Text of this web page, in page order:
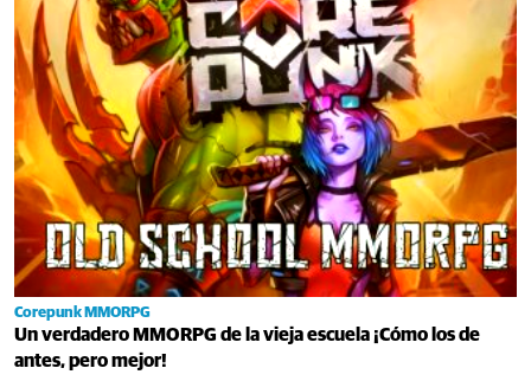
Corepunk MMORPG
Un verdadero MMORPG de la vieja escuela ¡Cómo los de
antes, pero mejor!